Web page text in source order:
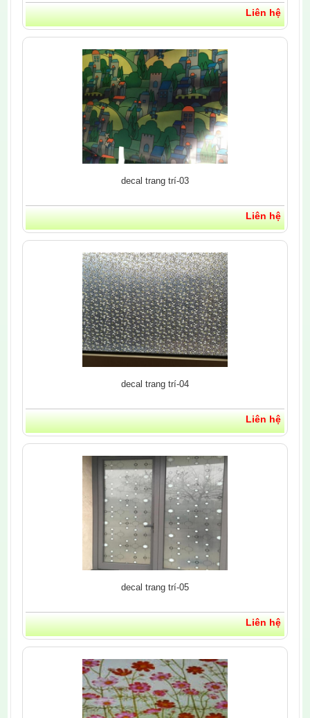
Liên hệ
decal trang trí-03
Liên hệ
decal trang trí-04
Liên hệ
decal trang trí-05
Liên hệ